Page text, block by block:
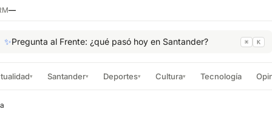
—
✨Pregunta al Frente: ¿qué pasó hoy en Santander? ⌘ K
▾ Santander▾ Deportes▾ Cultura▾ Tecnología